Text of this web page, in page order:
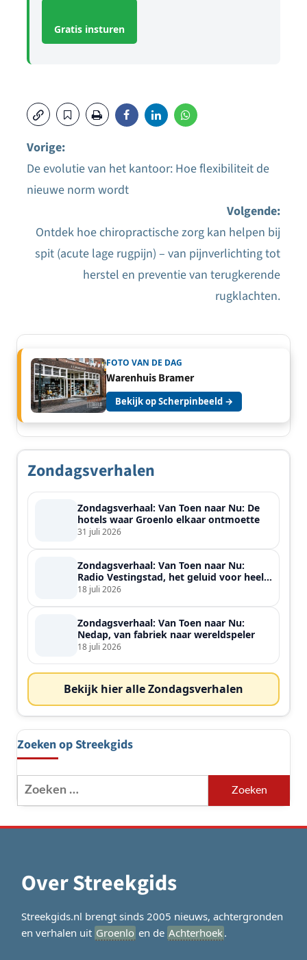
Gratis insturen
Bericht
Vorige:
De evolutie van het kantoor: Hoe flexibiliteit de
nieuwe norm wordt
Volgende:
Ontdek hoe chiropractische zorg kan helpen bij
spit (acute lage rugpijn) – van pijnverlichting tot
herstel en preventie van terugkerende
rugklachten.
FOTO VAN DE DAG
Warenhuis Bramer
Bekijk op Scherpinbeeld →
Zondagsverhalen
Zondagsverhaal: Van Toen naar Nu: De
hotels waar Groenlo elkaar ontmoette
31 juli 2026
Zondagsverhaal: Van Toen naar Nu:
Radio Vestingstad, het geluid voor heel
de streek
18 juli 2026
Zondagsverhaal: Van Toen naar Nu:
Nedap, van fabriek naar wereldspeler
18 juli 2026
Bekijk hier alle Zondagsverhalen
Zoeken op Streekgids
Zoeken
naar:
Over Streekgids
Streekgids.nl brengt sinds 2005 nieuws, achtergronden
en verhalen uit Groenlo en de Achterhoek.